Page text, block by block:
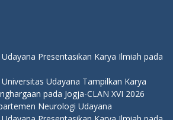
Presentasikan Karya Ilmiah pada
Udayana Tampilkan Karya
pada Jogja-CLAN XVI 2026
Neurologi Udayana